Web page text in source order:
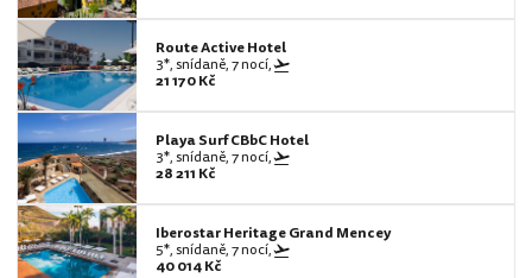
Route Active Hotel
3*, snídaně, 7 nocí,
21 170 Kč
Playa Surf CBbC Hotel
3*, snídaně, 7 nocí,
28 211 Kč
Iberostar Heritage Grand Mencey
5*, snídaně, 7 nocí,
40 014 Kč